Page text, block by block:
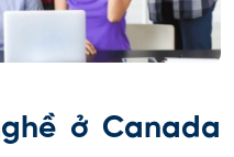
ở Canada